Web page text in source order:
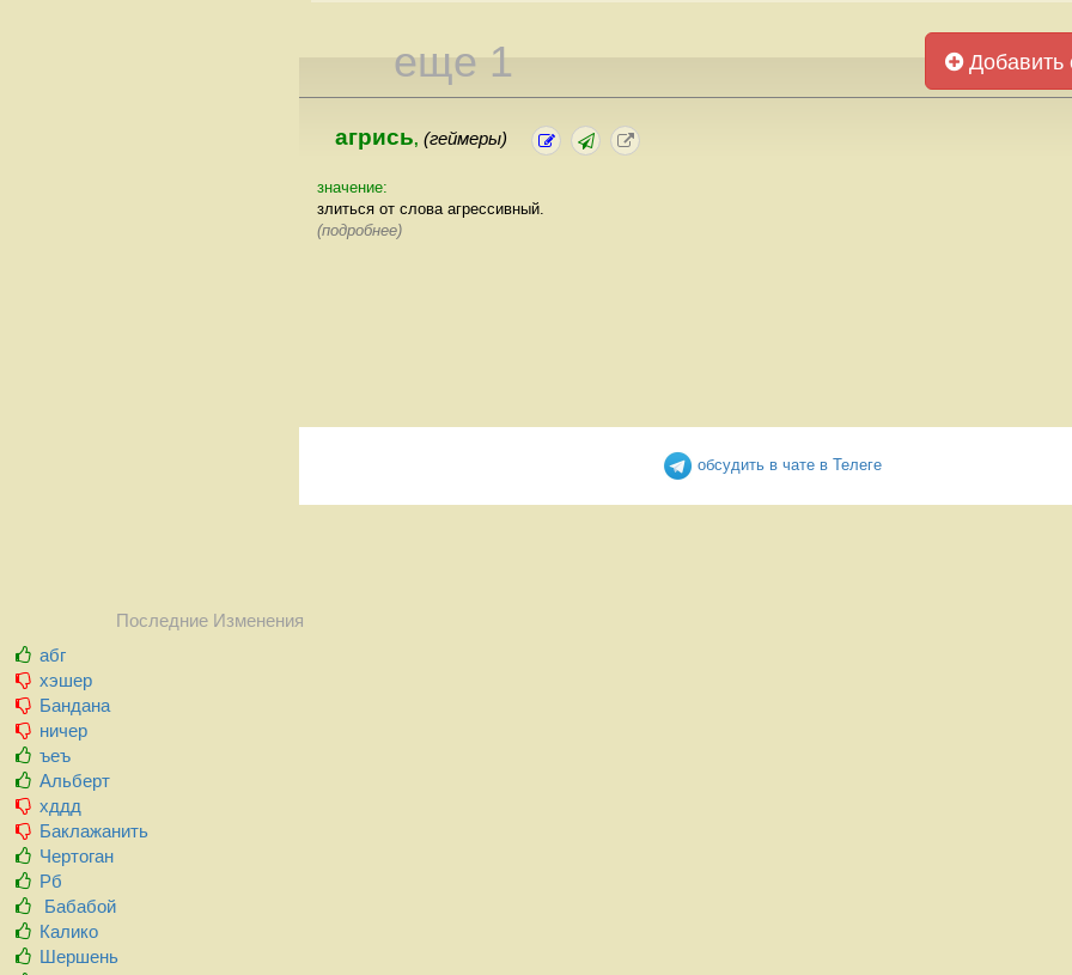
еще 1 Добавить
агрись, (геймеры)
значение:
злиться от слова агрессивный.
(подробнее)
обсудить в чате в Телеге
Последние Изменения
абг
хэшер
Бандана
ничер
ъеъ
Альберт
хддд
Баклажанить
Чертоган
Рб
Бабабой
Калико
Шершень